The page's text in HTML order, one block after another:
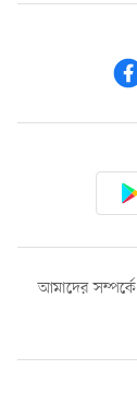
আমাদের সম্পর্কে